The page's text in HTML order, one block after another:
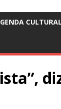
CULTURAL